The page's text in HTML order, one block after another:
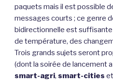
paquets mais il est possible
messages courts ; ce genre
bidirectionnelle est
de température, des
Trois grands sujets seront
(dont la soirée de lancement
smart-agri, smart-cities et